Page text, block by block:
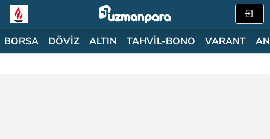
BORSA DÖVİZ ALTIN TAHVİL-BONO VARANT